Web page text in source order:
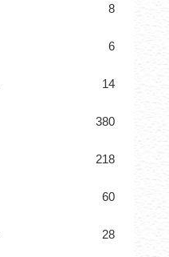
8
6
14
380
218
60
28